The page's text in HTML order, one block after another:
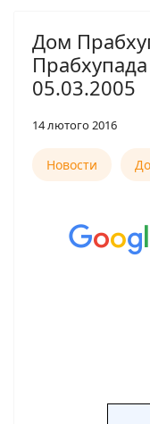
Дом
05.03.2005
14 лютого 2016
Новости